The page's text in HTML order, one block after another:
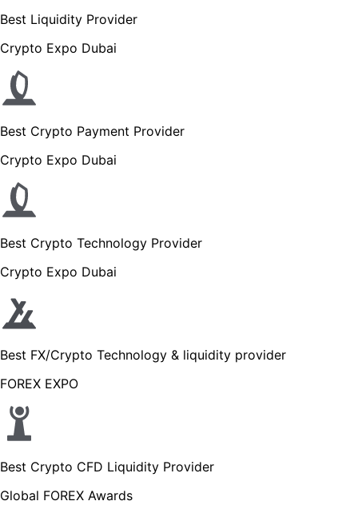
Best Liquidity Provider
Crypto Expo Dubai
Best Crypto Payment Provider
Crypto Expo Dubai
Best Crypto Technology Provider
Crypto Expo Dubai
Best FX/Crypto Technology & liquidity provider
FOREX EXPO
Best Crypto CFD Liquidity Provider
Global FOREX Awards